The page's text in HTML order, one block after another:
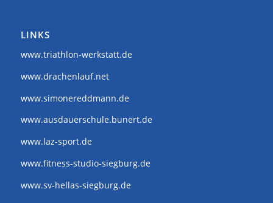
LINKS
www.triathlon-werkstatt.de
www.drachenlauf.net
www.simonereddmann.de
www.ausdauerschule.bunert.de
www.laz-sport.de
www.fitness-studio-siegburg.de
www.sv-hellas-siegburg.de